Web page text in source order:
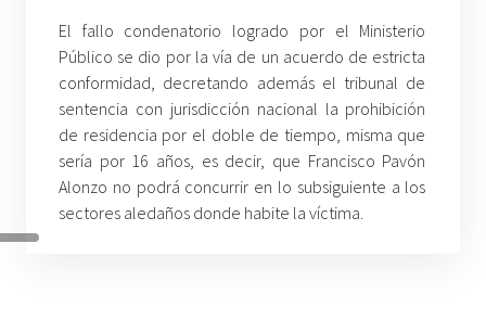
El fallo condenatorio logrado por el Ministerio
Público se dio por la vía de un acuerdo de estricta
conformidad, decretando además el tribunal de
sentencia con jurisdicción nacional la prohibición
de residencia por el doble de tiempo, misma que
sería por 16 años, es decir, que Francisco Pavón
Alonzo no podrá concurrir en lo subsiguiente a los
sectores aledaños donde habite la víctima.